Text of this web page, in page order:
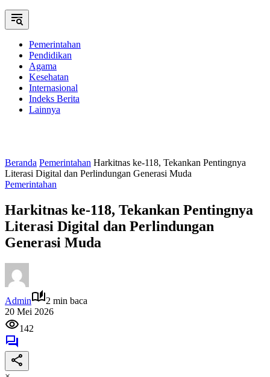
Pemerintahan
Pendidikan
Agama
Kesehatan
Internasional
Indeks Berita
Lainnya
Beranda Pemerintahan Harkitnas ke-118, Tekankan Pentingnya
Literasi Digital dan Perlindungan Generasi Muda
Pemerintahan
Harkitnas ke-118, Tekankan Pentingnya
Literasi Digital dan Perlindungan
Generasi Muda
Admin
2 min baca
20 Mei 2026
142